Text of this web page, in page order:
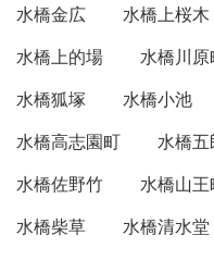
水橋金広
水橋上桜木
水橋上的場
水橋川原
水橋狐塚
水橋小池
水橋高志園町
水橋
水橋佐野竹
水橋山王
水橋柴草
水橋清水堂